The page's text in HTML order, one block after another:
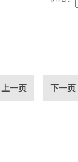
上一页 下一页